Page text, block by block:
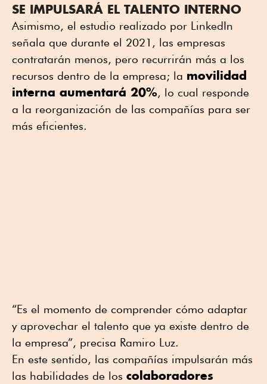
SE IMPULSARÁ EL TALENTO INTERNO
Asimismo, el estudio realizado por LinkedIn
señala que durante el 2021, las empresas
contratarán menos, pero recurrirán más a los
recursos dentro de la empresa; la movilidad
interna aumentará 20%, lo cual responde
a la reorganización de las compañías para ser
más eficientes.
“Es el momento de comprender cómo adaptar
y aprovechar el talento que ya existe dentro de
la empresa”, precisa Ramiro Luz.
En este sentido, las compañías impulsarán más
las habilidades de los colaboradores